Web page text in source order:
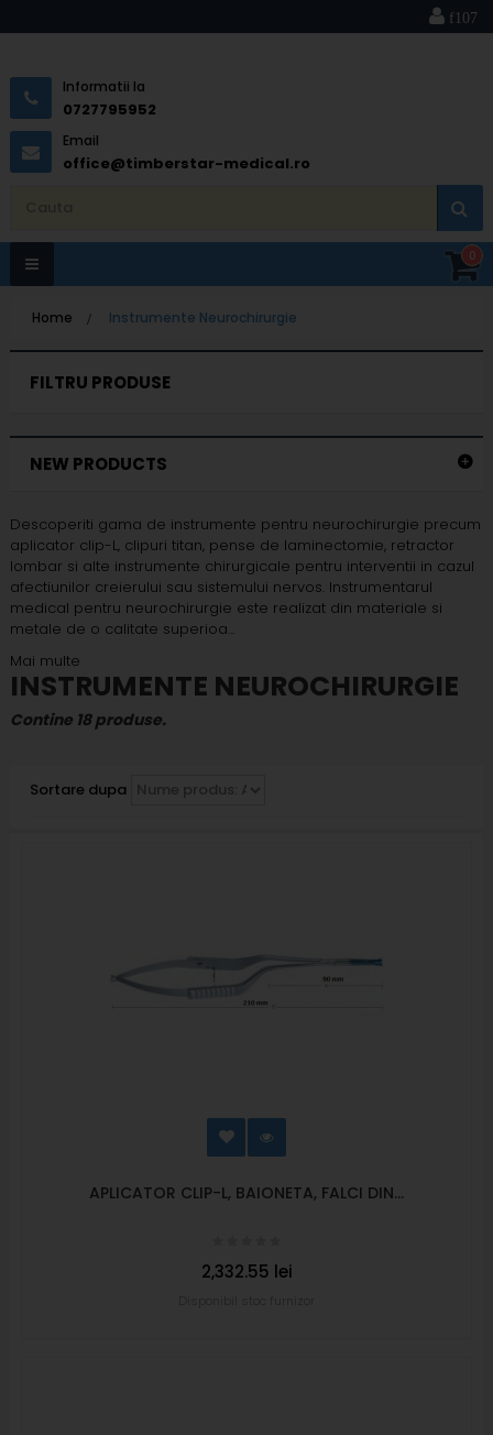
Informatii la
0727795952
Email
office@timberstar-medical.ro
navigation
0
Home > Instrumente Neurochirurgie
FILTRU PRODUSE
NEW PRODUCTS
Descoperiti gama de instrumente pentru neurochirurgie precum
aplicator clip-L, clipuri titan, pense de laminectomie, retractor
lombar si alte instrumente chirurgicale pentru interventii in cazul
afectiunilor creierului sau sistemului nervos. Instrumentarul
medical pentru neurochirurgie este realizat din materiale si
metale de o calitate superioa...
Mai multe
INSTRUMENTE NEUROCHIRURGIE
Contine 18 produse.
Sortare dupa
APLICATOR CLIP-L, BAIONETA, FALCI DIN...
2,332.55 lei